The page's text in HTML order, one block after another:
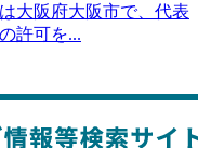
大阪府大阪市で、代表
許可を...